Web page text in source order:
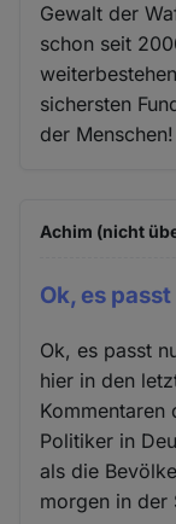
Gewalt der
schon seit
sichersten
der Menschen!
Achim (nicht
Ok, es
Ok, es passt
hier in den
Kommentaren
Politiker in
als die
morgen in der